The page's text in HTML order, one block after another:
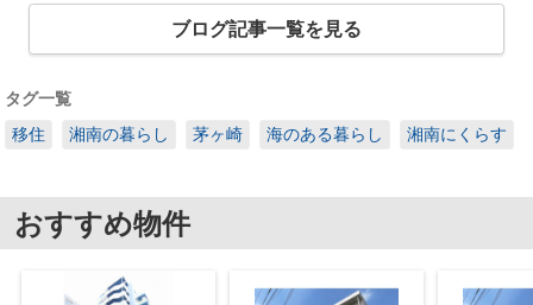
ブログ記事一覧を見る
タグ一覧
移住
湘南の暮らし 茅ヶ崎 海のある暮らし 湘南にくらす
おすすめ物件